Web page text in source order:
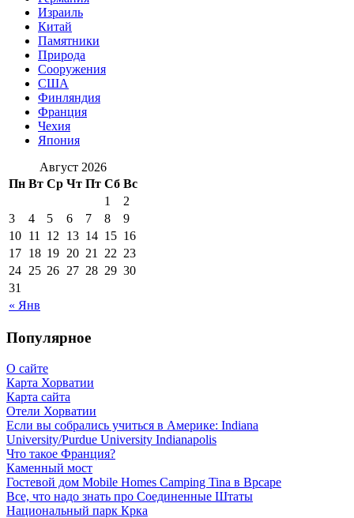
Израиль
Китай
Памятники
Природа
Сооружения
США
Финляндия
Франция
Чехия
Япония
Август 2026
Пн Вт Ср Чт Пт Сб Вс
« Янв
1
2
3
4 5 6 7 8
9
10 11 12 13 14 15 16
17 18 19 20 21 22 23
24 25 26 27 28 29 30
31
Популярное
О сайте
Карта Хорватии
Карта сайта
Отели Хорватии
Если вы собрались учиться в Америке: Indiana
University/Purdue University Indianapolis
Что такое Франция?
Каменный мост
Гостевой дом Mobile Homes Camping Tina в Врсаре
Все, что надо знать про Соединенные Штаты
Национальный парк Крка